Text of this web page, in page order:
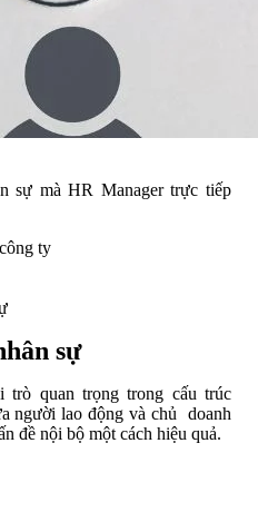
sự mà HR Manager trực tiếp
ty
sự
trò quan trọng trong cấu trúc
người lao động và chủ doanh
đề nội bộ một cách hiệu quả.